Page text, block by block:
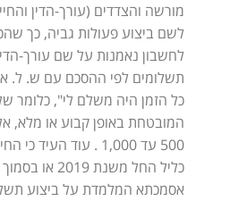
מורשה והצדדים (עורך-הדין
לשם ביצוע פעולות גביה, כך
לחשבון נאמנות על שם עורך-
תשלומים לפי ההסכם עם ש. ל. א
כל הזמן היה משלם לי", כלומר
המובטחת באופן קבוע או מלא,
500 עד 1,000 . עוד
כליל החל משנת
אסמכתא המלמדת על ביצוע